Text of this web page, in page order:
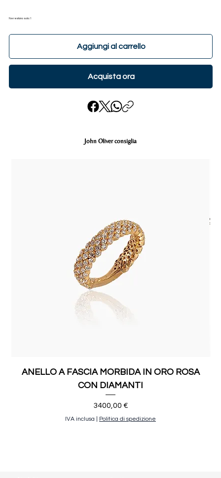
Ne restano solo: 1
Aggiungi al carrello
Acquista ora
John Oliver consiglia
ANELLO A FASCIA MORBIDA IN ORO ROSA
CON DIAMANTI
Prezzo
3400,00 €
IVA inclusa Politica di spedizione